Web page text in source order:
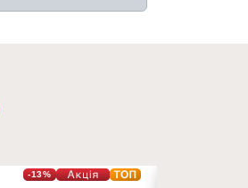
-13%